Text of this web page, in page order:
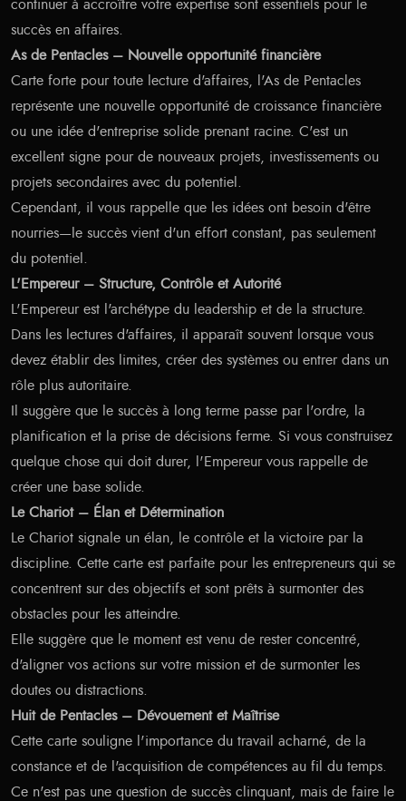
continuer à accroître votre expertise sont essentiels pour le
succès en affaires.
As de Pentacles – Nouvelle opportunité financière
Carte forte pour toute lecture d'affaires, l'As de Pentacles
représente une nouvelle opportunité de croissance financière
ou une idée d'entreprise solide prenant racine. C'est un
excellent signe pour de nouveaux projets, investissements ou
projets secondaires avec du potentiel.
Cependant, il vous rappelle que les idées ont besoin d'être
nourries—le succès vient d'un effort constant, pas seulement
du potentiel.
L'Empereur – Structure, Contrôle et Autorité
L'Empereur est l'archétype du leadership et de la structure.
Dans les lectures d'affaires, il apparaît souvent lorsque vous
devez établir des limites, créer des systèmes ou entrer dans un
rôle plus autoritaire.
Il suggère que le succès à long terme passe par l'ordre, la
planification et la prise de décisions ferme. Si vous construisez
quelque chose qui doit durer, l'Empereur vous rappelle de
créer une base solide.
Le Chariot – Élan et Détermination
Le Chariot signale un élan, le contrôle et la victoire par la
discipline. Cette carte est parfaite pour les entrepreneurs qui se
concentrent sur des objectifs et sont prêts à surmonter des
obstacles pour les atteindre.
Elle suggère que le moment est venu de rester concentré,
d'aligner vos actions sur votre mission et de surmonter les
doutes ou distractions.
Huit de Pentacles – Dévouement et Maîtrise
Cette carte souligne l'importance du travail acharné, de la
constance et de l'acquisition de compétences au fil du temps.
Ce n'est pas une question de succès clinquant, mais de faire le